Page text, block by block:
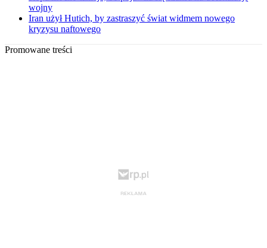
wojny
Iran użył Hutich, by zastraszyć świat widmem nowego
kryzysu naftowego
Promowane treści